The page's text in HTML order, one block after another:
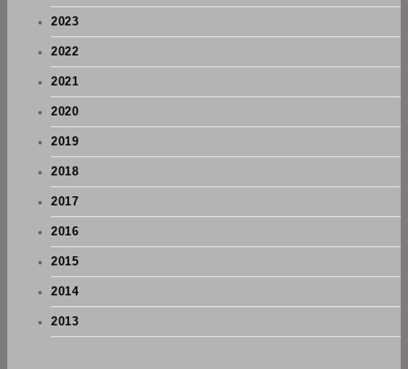
2023
2022
2021
2020
2019
2018
2017
2016
2015
2014
2013